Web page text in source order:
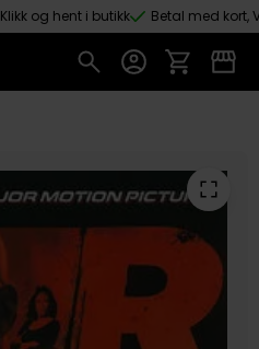
Klikk og hent i butikk Betal med kort,